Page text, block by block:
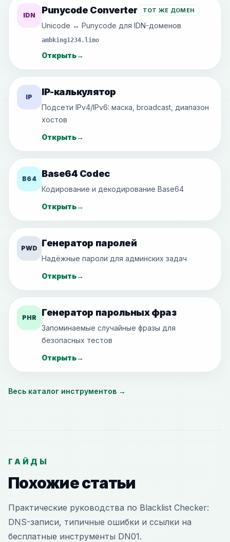
IDN Punycode Converter ТОТ ЖЕ ДОМЕН
Unicode ↔ Punycode для IDN-доменов
ambking1234.limo
Открыть→
IP IP-калькулятор
Подсети IPv4/IPv6: маска, broadcast, диапазон
хостов
Открыть→
B64 Base64 Codec
Кодирование и декодирование Base64
Открыть→
PWD Генератор паролей
Надёжные пароли для админских задач
Открыть→
PHR Генератор парольных фраз
Запоминаемые случайные фразы для
безопасных тестов
Открыть→
Весь каталог инструментов →
ГАЙДЫ
Похожие статьи
Практические руководства по Blacklist Checker:
DNS-записи, типичные ошибки и ссылки на
бесплатные инструменты DN01.